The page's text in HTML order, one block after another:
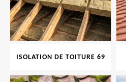
ISOLATION DE TOITURE 69